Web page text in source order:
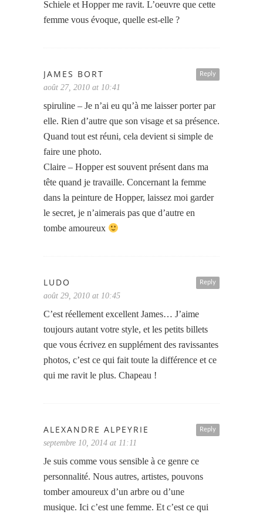
Schiele et Hopper me ravit. L’oeuvre que cette
femme vous évoque, quelle est-elle ?
Reply
JAMES BORT
août 27, 2010 at 10:41
spiruline – Je n’ai eu qu’à me laisser porter par
elle. Rien d’autre que son visage et sa présence.
Quand tout est réuni, cela devient si simple de
faire une photo.
Claire – Hopper est souvent présent dans ma
tête quand je travaille. Concernant la femme
dans la peinture de Hopper, laissez moi garder
le secret, je n’aimerais pas que d’autre en
tombe amoureux
Reply
LUDO
août 29, 2010 at 10:45
C’est réellement excellent James… J’aime
toujours autant votre style, et les petits billets
que vous écrivez en supplément des ravissantes
photos, c’est ce qui fait toute la différence et ce
qui me ravit le plus. Chapeau !
Reply
ALEXANDRE ALPEYRIE
septembre 10, 2014 at 11:11
Je suis comme vous sensible à ce genre ce
personnalité. Nous autres, artistes, pouvons
tomber amoureux d’un arbre ou d’une
musique. Ici c’est une femme. Et c’est ce qui